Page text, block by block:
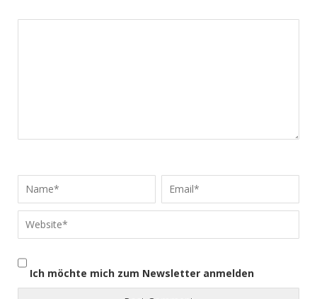
Ich möchte mich zum Newsletter anmelden